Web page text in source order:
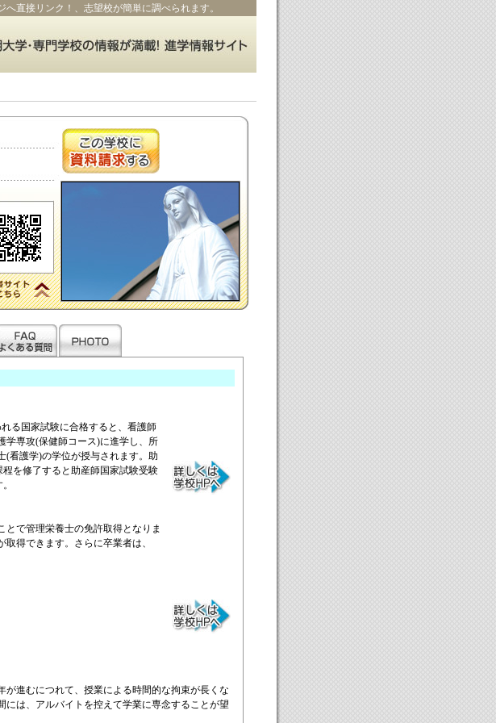
直接リンク！、志望校が簡単に調べられます。
る国家試験に合格すると、看護師
学専攻(保健師コース)に進学し、所
(看護学)の学位が授与されます。助
を修了すると助産師国家試験受験
で管理栄養士の免許取得となりま
得できます。さらに卒業者は、
進むにつれて、授業による時間的な拘束が長くな
は、アルバイトを控えて学業に専念することが望